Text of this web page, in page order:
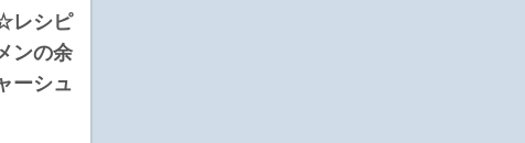
レシピ
ンの余
ーシュ